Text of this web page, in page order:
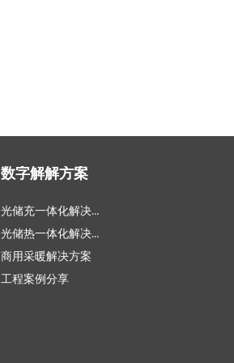
数字解解方案
光储充一体化解决方案
光储热一体化解决方案
商用采暖解决方案
工程案例分享